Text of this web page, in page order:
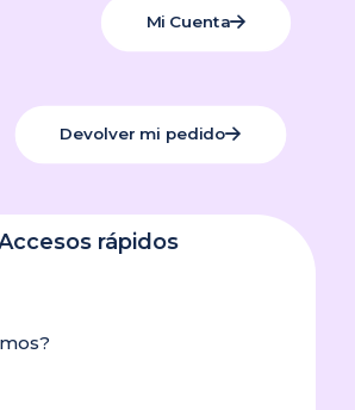
Mi Cuenta
Devolver mi pedido
rápidos